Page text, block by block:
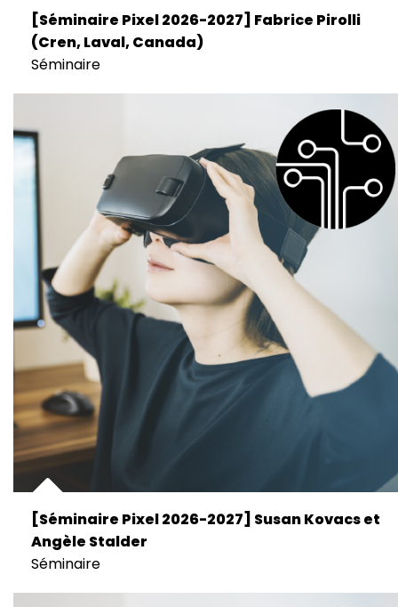
[Séminaire Pixel 2026-2027] Fabrice Pirolli
(Cren, Laval, Canada)
Séminaire
[Séminaire Pixel 2026-2027] Susan Kovacs et
Angèle Stalder
Séminaire